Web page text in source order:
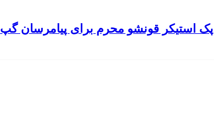
پک استیکر قونشو محرم برای پیامرسان گپ